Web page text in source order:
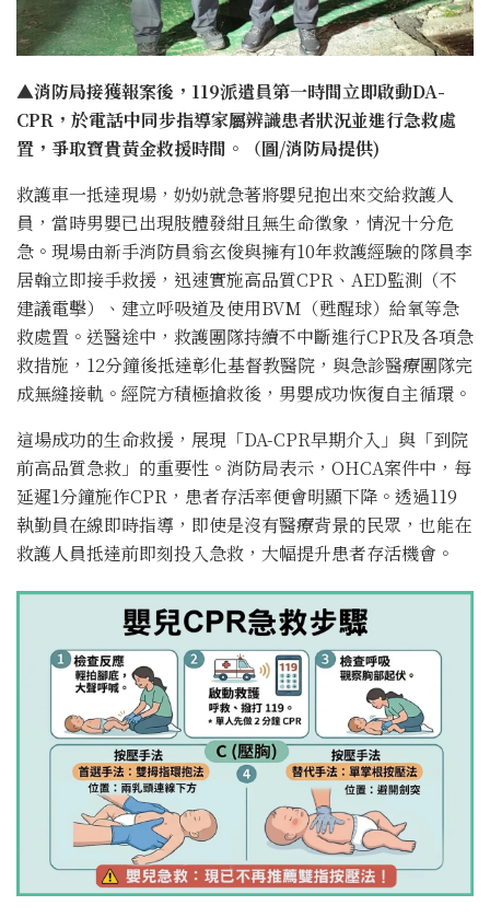
▲消防局接獲報案後，119派遣員第一時間立即啟動DA-
CPR，於電話中同步指導家屬辨識患者狀況並進行急救處
置，爭取寶貴黃金救援時間。（圖/消防局提供)
救護車一抵達現場，奶奶就急著將嬰兒抱出來交給救護人
員，當時男嬰已出現肢體發紺且無生命徵象，情況十分危
急。現場由新手消防員翁玄俊與擁有10年救護經驗的隊員李
居翰立即接手救援，迅速實施高品質CPR、AED監測（不
建議電擊）、建立呼吸道及使用BVM（甦醒球）給氧等急
救處置。送醫途中，救護團隊持續不中斷進行CPR及各項急
救措施，12分鐘後抵達彰化基督教醫院，與急診醫療團隊完
成無縫接軌。經院方積極搶救後，男嬰成功恢復自主循環。
這場成功的生命救援，展現「DA-CPR早期介入」與「到院
前高品質急救」的重要性。消防局表示，OHCA案件中，每
延遲1分鐘施作CPR，患者存活率便會明顯下降。透過119
執勤員在線即時指導，即使是沒有醫療背景的民眾，也能在
救護人員抵達前即刻投入急救，大幅提升患者存活機會。